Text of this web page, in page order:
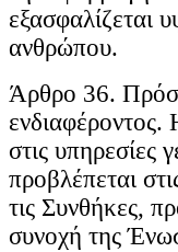
εξασφαλίζεται
ανθρώπου.
Άρθρο 36.
στις υπηρεσίες
προβλέπεται
τις Συνθήκες,
συνοχή της